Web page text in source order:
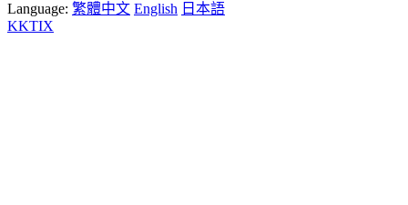
Language: 繁體中文 English 日本語
KKTIX